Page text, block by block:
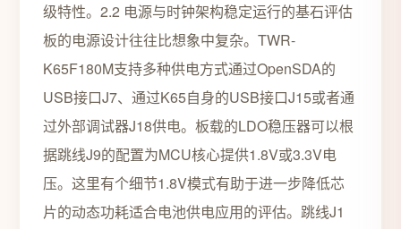
级特性。2.2 电源与时钟架构稳定运行的基石评估
板的电源设计往往比想象中复杂。TWR-
K65F180M支持多种供电方式通过OpenSDA的
USB接口J7、通过K65自身的USB接口J15或者通
过外部调试器J18供电。板载的LDO稳压器可以根
据跳线J9的配置为MCU核心提供1.8V或3.3V电
压。这里有个细节1.8V模式有助于进一步降低芯
片的动态功耗适合电池供电应用的评估。跳线J1